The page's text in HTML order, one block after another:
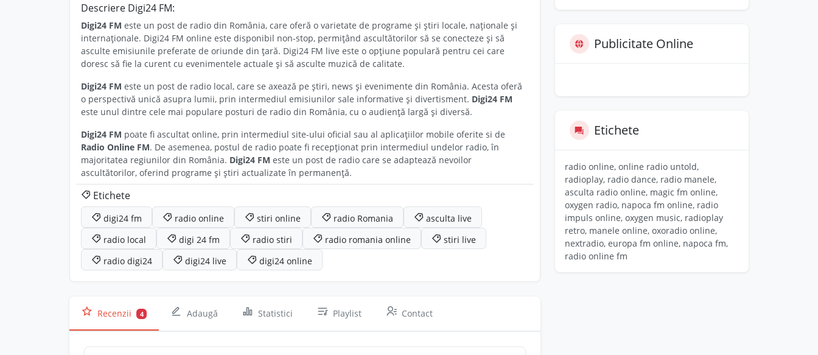
Descriere Digi24 FM:
Digi24 FM este un post de radio din România, care oferă o varietate de programe și știri locale, naționale și
internaționale. Digi24 FM online este disponibil non-stop, permițând ascultătorilor să se conecteze și să
asculte emisiunile preferate de oriunde din țară. Digi24 FM live este o opțiune populară pentru cei care
doresc să fie la curent cu evenimentele actuale și să asculte muzică de calitate.
Digi24 FM este un post de radio local, care se axează pe știri, news și evenimente din România. Acesta oferă
o perspectivă unică asupra lumii, prin intermediul emisiunilor sale informative și divertisment. Digi24 FM
este unul dintre cele mai populare posturi de radio din România, cu o audiență largă și diversă.
Digi24 FM poate fi ascultat online, prin intermediul site-ului oficial sau al aplicațiilor mobile oferite si de
Radio Online FM. De asemenea, postul de radio poate fi recepționat prin intermediul undelor radio, în
majoritatea regiunilor din România. Digi24 FM este un post de radio care se adaptează nevoilor
ascultătorilor, oferind programe și știri actualizate în permanență.
Etichete
digi24 fm radio online stiri online radio Romania
asculta live
radio local
digi 24 fm radio stiri radio romania online
stiri live
radio digi24
digi24 live digi24 online
Recenzii 4 Adaugă Statistici Playlist Contact
Publicitate Online
Etichete
radio online, online radio untold,
radioplay, radio dance, radio manele,
asculta radio online, magic fm online,
oxygen radio, napoca fm online, radio
impuls online, oxygen music, radioplay
retro, manele online, oxoradio online,
nextradio, europa fm online, napoca fm,
radio online fm